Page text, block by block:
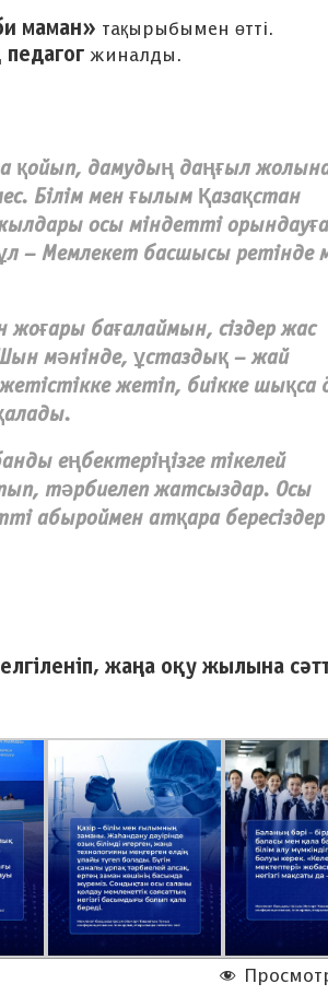
маман» тақырыбымен өтті.
жиналды.
қойып, дамудың даңғыл
Білім мен ғылым Қазақстан
осы міндетті
– Мемлекет басшысы ретінде
бағалаймын, сіздер жас
Шын мәнінде, ұстаздық – жай
жетіп, биікке шықса
еңбектеріңізге тікелей
тәрбиелеп жатсыздар. Осы
абыроймен атқара
жаңа оқу жылына
іріктеу